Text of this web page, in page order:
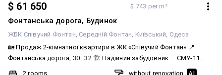
$ 61 650 $ 743 per m²
Фонтанська дорога, Будинок
ЖБК Співучий Фонтан Середній Фонтан Київський Одеса
🏡 Продаж 2-кімнатної квартири в ЖК «Співучий Фонтан» 📍
Фонтанська дорога, 30–32 🏗 Надійний забудовник — СМУ-11
Пропонується до продажу простора 2-кімнатна квартира в
2 rooms
without renovation AI